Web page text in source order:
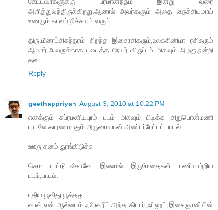
அளித்துவந்திருக்கிறது.ஆனால் அவர்களும் அதை நைச்சியமாய்
உணரும் காலம் நிச்சயம் வரும்.
திரு.மீனாட்சிசுந்தரம் சிறந்த இசைரசிகரும்,உலகசினிமா ரசிகரும்
ஆவார்,அவருக்காக படைத்த நேயர் விருப்பம் மிகவும் அழகு,நன்றி
தல.
Reply
geethappriyan August 3, 2010 at 10:22 PM
எனக்கும் சுப்ரமனியபுரம் படம் மிகவும் பிடிக்க சிறுபொன்மணி
பாடலே காரணமாகும்.அருமையான் அண்டர்ரேட்டட் பாடல்
ஊரு சனம் தூங்கிடுச்சு
செம பாட்டு,ஈகோவே இலலமல் இருமேதைகள் பணியாற்றிய
படம்,பாடல்.
புதிய பூவிது பூத்தது
வாவ்,என் ஆல்டைம் ஃபேவரிட்.அந்த கிடார்,ஃப்லூட்,இசைஞானியின்